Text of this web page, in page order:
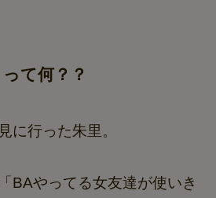
て何？？
に行った朱里。
BAやってる女友達が使いき